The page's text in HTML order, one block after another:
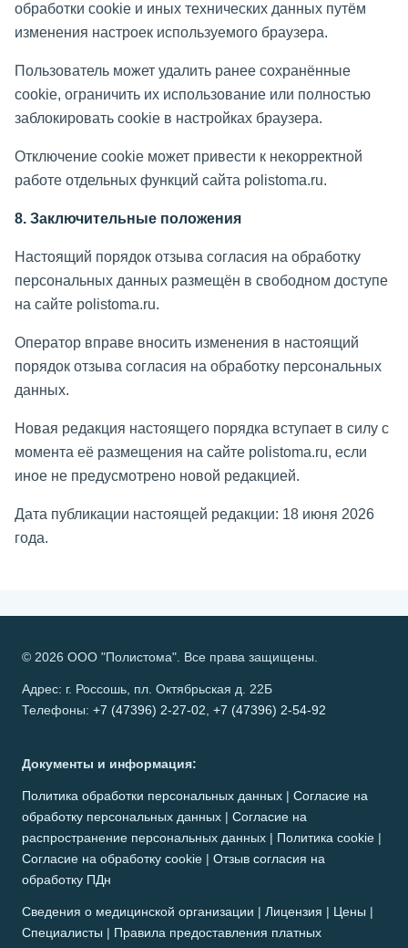
обработки cookie и иных технических данных путём
изменения настроек используемого браузера.
Пользователь может удалить ранее сохранённые
cookie, ограничить их использование или полностью
заблокировать cookie в настройках браузера.
Отключение cookie может привести к некорректной
работе отдельных функций сайта polistoma.ru.
8. Заключительные положения
Настоящий порядок отзыва согласия на обработку
персональных данных размещён в свободном доступе
на сайте polistoma.ru.
Оператор вправе вносить изменения в настоящий
порядок отзыва согласия на обработку персональных
данных.
Новая редакция настоящего порядка вступает в силу с
момента её размещения на сайте polistoma.ru, если
иное не предусмотрено новой редакцией.
Дата публикации настоящей редакции: 18 июня 2026
года.
© 2026 ООО "Полистома". Все права защищены.
Адрес: г. Россошь, пл. Октябрьская д. 22Б
Телефоны: +7 (47396) 2-27-02 +7 (47396) 2-54-92
Документы и информация:
Политика обработки персональных данных | Согласие на
обработку персональных данных | Согласие на
распространение персональных данных | Политика cookie |
Согласие на обработку cookie | Отзыв согласия на
обработку ПДн
Сведения о медицинской организации | Лицензия | Цены |
Специалисты | Правила предоставления платных